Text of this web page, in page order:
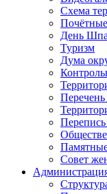
Схема
День
Туризм
Дума
Перепись
Совет